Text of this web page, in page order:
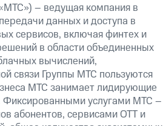
– ведущая компания в
данных и доступа в
сервисов, включая финтех и
в области объединенных
вычислений,
связи Группы МТС пользуются
МТС занимает лидирующие
Фиксированными услугами МТС –
абонентов, сервисами OTT и